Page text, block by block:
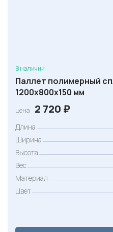
В наличии
Паллет полимерный
1200х800х150 мм
цена 2 720 ₽
Длина
Ширина
Высота
Вес
Материал
Цвет